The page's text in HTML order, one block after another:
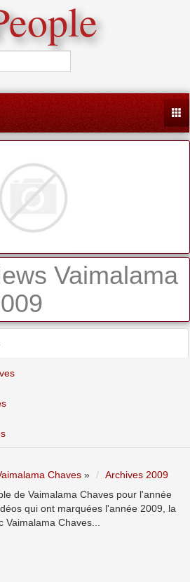
Vaimalama
Chaves »
Archives 2009
de Vaimalama Chaves pour l'année
qui ont marquées l'année 2009, la
Chaves...